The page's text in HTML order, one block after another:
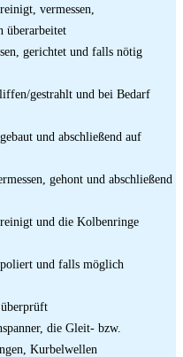
vermessen,
überarbeitet
gerichtet und falls nötig
gestrahlt und bei Bedarf
und abschließend auf
gehont und abschließend
und die Kolbenringe
und falls möglich
die Gleit- bzw.
Kurbelwellen